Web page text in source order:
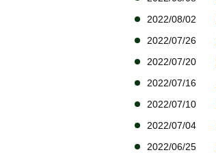
2022/08/02
2022/07/26
2022/07/20
2022/07/16
2022/07/10
2022/07/04
2022/06/25